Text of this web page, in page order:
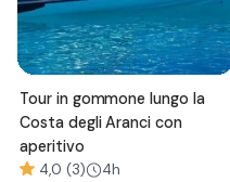
Tour in gommone lungo la
Costa degli Aranci con
aperitivo
4,0 (3) 4h